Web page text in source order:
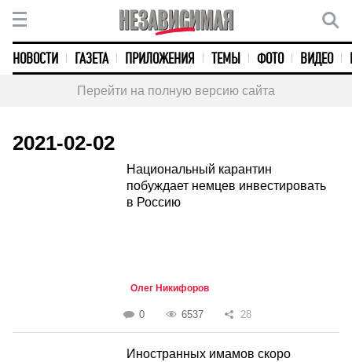
НОВОСТИ ГАЗЕТА ПРИЛОЖЕНИЯ ТЕМЫ ФОТО ВИДЕО
Перейти на полную версию сайта
2021-02-02
Национальный карантин
побуждает немцев инвестировать
в Россию
Олег Никифоров
0 6537 28
Иностранных имамов скоро